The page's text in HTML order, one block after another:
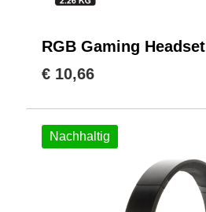
RGB Gaming Headset
€ 10,66
Nachhaltig